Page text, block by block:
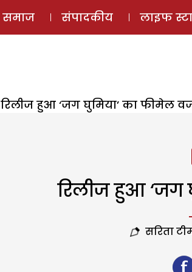
समाज संपादकीय लाइफ
रिलीज हुआ ‘जग घुमिया’ का फीमेल
रिलीज हुआ ‘जग
सरिता